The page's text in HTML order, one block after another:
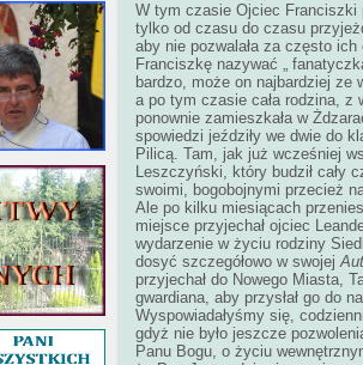
W tym czasie Ojciec Franciszki
tylko od czasu do czasu
aby nie pozwalała za często
Franciszkę nazywać „
bardzo, może on najbardziej ze
a po tym czasie cała rodzina, z
ponownie zamieszkała w
spowiedzi jeździły we dwie do
Pilicą. Tam, jak już wcześniej
Leszczyński, który budził cały
swoimi, bogobojnymi przecież
Ale po kilku miesiącach
miejsce przyjechał ojciec
wydarzenie w życiu rodziny
dosyć szczegółowo w swojej
przyjechał do Nowego Miasta,
gwardiana, aby przysłał go do
Wyspowiadałyśmy się,
gdyż nie było jeszcze
Panu Bogu, o życiu